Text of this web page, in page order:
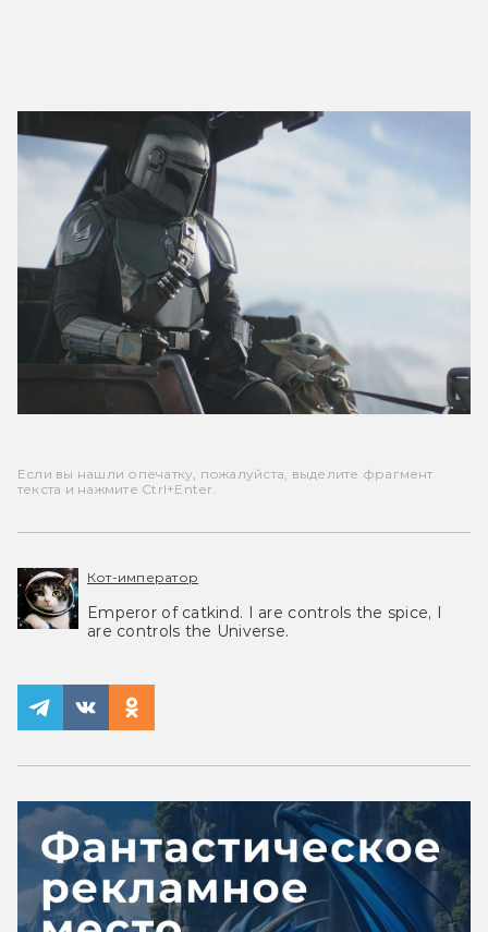
Если вы нашли опечатку, пожалуйста, выделите фрагмент
текста и нажмите Ctrl+Enter.
Кот-император
Emperor of catkind. I are controls the spice, I
are controls the Universe.